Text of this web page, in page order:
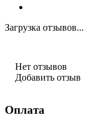
Загрузка отзывов...
Нет отзывов
Добавить отзыв
Оплата